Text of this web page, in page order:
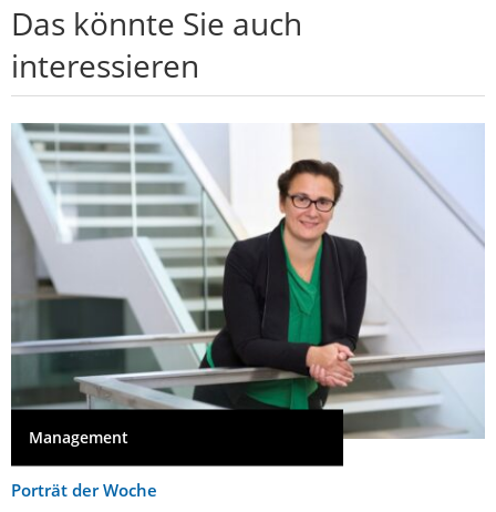
Das könnte Sie auch
interessieren
Management
Porträt der Woche